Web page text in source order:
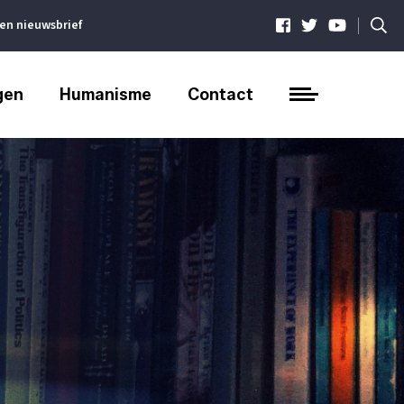
nieuwsbrief |
Humanisme Contact